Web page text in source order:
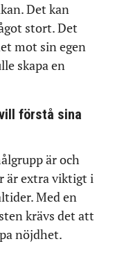
Det kan
stort. Det
mot sin egen
skapa en
förstå sina
är och
är extra viktigt i
Med en
krävs det att
nöjdhet.